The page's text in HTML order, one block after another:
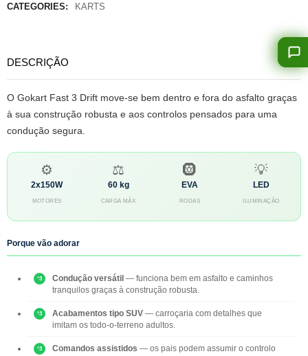
CATEGORIES: KARTS
DESCRIÇÃO
O Gokart Fast 3 Drift move-se bem dentro e fora do asfalto graças
à sua construção robusta e aos controlos pensados para uma
condução segura.
⚙️
2x150W
MOTORES
⚖️
60 kg
CARGA MÁX
🛞
EVA
RODAS
💡
LED
ILUMINAÇÃO
Porque vão adorar
Condução versátil — funciona bem em asfalto e caminhos
tranquilos graças à construção robusta.
Acabamentos tipo SUV — carroçaria com detalhes que
imitam os todo-o-terreno adultos.
Comandos assistidos — os pais podem assumir o controlo